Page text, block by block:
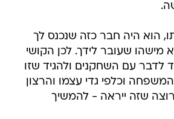
הוא היה חבר כזה שנכנס לך
מישהו שעובר לידך. לכן הקושי
לדבר עם השחקנים ולהגיד שזו
וכלפי גדי עצמו והרצון
שזה ייראה - להמשיך